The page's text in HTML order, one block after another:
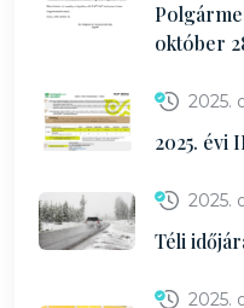
október
2025.
2025. évi
2025.
Téli
2025.